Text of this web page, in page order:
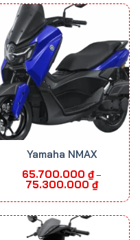
Yamaha NMAX
65.700.000 ₫ –
75.300.000 ₫Khoảng
giá:
đến